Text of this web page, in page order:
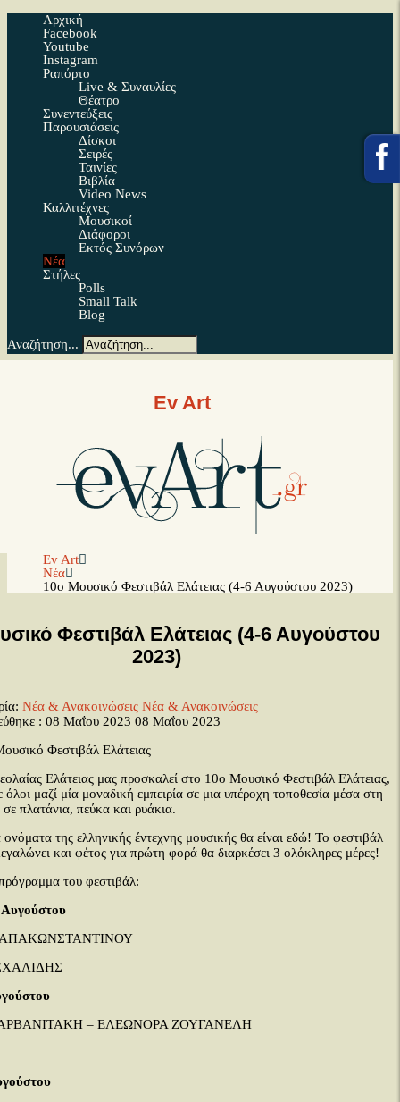
Αρχική
Facebook
Youtube
Instagram
Ραπόρτο
Live & Συναυλίες
Θέατρο
Συνεντεύξεις
Παρουσιάσεις
Δίσκοι
Σειρές
Ταινίες
Βιβλία
Video News
Καλλιτέχνες
Μουσικοί
Διάφοροι
Εκτός Συνόρων
Νέα
Στήλες
Polls
Small Talk
Blog
Αναζήτηση...
Ev Art
Ev Art
Νέα
10ο Μουσικό Φεστιβάλ Ελάτειας (4-6 Αυγούστου 2023)
Φεστιβάλ Ελάτειας (4-6 Αυγούστου
2023)
Νέα & Ανακοινώσεις Νέα & Ανακοινώσεις
: 08 Μαΐου 2023 08 Μαΐου 2023
Ελάτειας μας προσκαλεί στο 10ο Μουσικό Φεστιβάλ Ελάτειας,
όλοι μαζί μία μοναδική εμπειρία σε μια υπέροχη τοποθεσία μέσα στη
πλατάνια, πεύκα και ρυάκια.
της ελληνικής έντεχνης μουσικής θα είναι εδώ! Το φεστιβάλ
και φέτος για πρώτη φορά θα διαρκέσει 3 ολόκληρες μέρες!
του φεστιβάλ:
– ΕΛΕΩΝΟΡΑ ΖΟΥΓΑΝΕΛΗ